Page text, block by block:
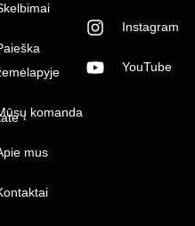
komanda
mus
Instagram
YouTube